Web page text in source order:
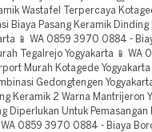
Wastafel Terpercaya
Biaya Pasang Keramik Dinding
📱 WA 0859 3970 0884 -
Tegalrejo Yogyakarta 📱 WA
Murah Kotagede Yogyakarta
Gedongtengen
Keramik 2 Warna Mantrijeron
Diperlukan Untuk Pemasangan
WA 0859 3970 0884 - Biaya